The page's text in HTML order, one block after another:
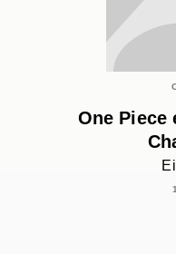
One